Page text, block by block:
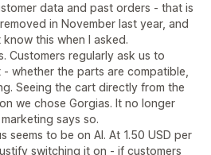
data and past orders - that is
in November last year, and
this when I asked.
Customers regularly ask us to
whether the parts are compatible,
Seeing the cart directly from the
we chose Gorgias. It no longer
says so.
seems to be on AI. At 1.50 USD per
switching it on - if customers